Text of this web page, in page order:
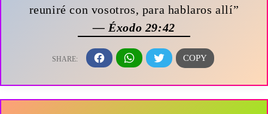
reuniré con vosotros, para hablaros allí”
— Éxodo 29:42